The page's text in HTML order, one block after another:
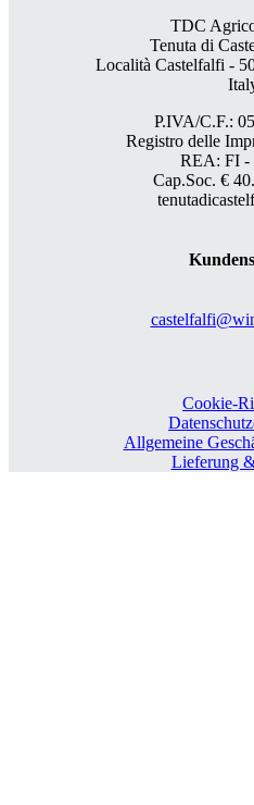
TDC
Tenuta di
Località Castelfalfi -
P.IVA/C.F.:
Registro delle
REA: FI -
Cap.Soc. €
Cookie-
Allgemeine
Lieferung